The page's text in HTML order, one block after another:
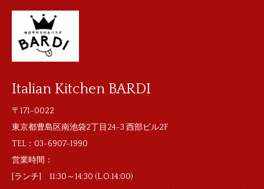
Italian Kitchen BARDI
〒171-0022
東京都豊島区南池袋2丁目24-3 西部ビル2F
TEL： 03-6907-1990
営業時間：
[ランチ] 11:30～14:30 (L.O.14:00)